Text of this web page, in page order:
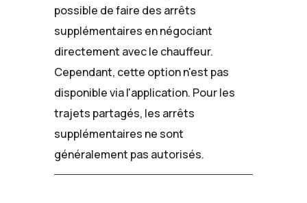
possible de faire des arrêts
supplémentaires en négociant
directement avec le chauffeur.
Cependant, cette option n'est pas
disponible via l'application. Pour les
trajets partagés, les arrêts
supplémentaires ne sont
généralement pas autorisés.